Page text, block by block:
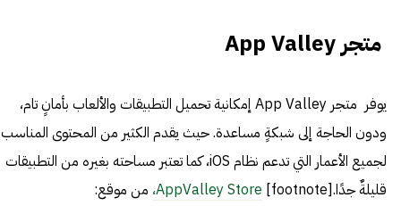
متجر App Valley
يوفر متجر App Valley إمكانية تحميل التطبيقات والألعاب بأمانٍ تام،
ودون الحاجة إلى شبكةٍ مساعدة. حيث يقدم الكثير من المحتوى المناسب
لجميع الأعمار التي تدعم نظام iOS، كما تعتبر مساحته بغيره من التطبيقات
قليلةٌ جدًا.[footnote]
AppValley Store، من موقع: